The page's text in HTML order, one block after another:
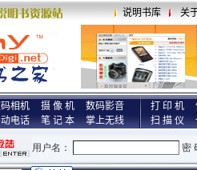
说明书库 关
相机 摄 像 机
数码影音
电话
笔 记 本 掌上无线
打 印 机
扫 描 仪